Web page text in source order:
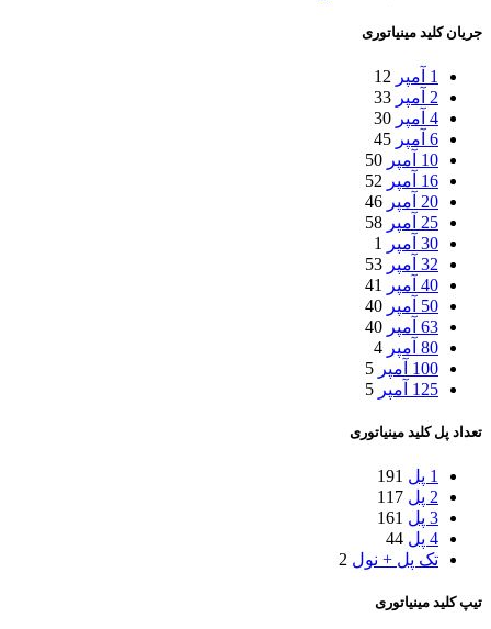
جریان کلید مینیاتوری
1 آمپر
12
2 آمپر
33
4 آمپر
30
6 آمپر
45
10 آمپر
50
16 آمپر
52
20 آمپر
46
25 آمپر
58
30 آمپر
1
32 آمپر
53
40 آمپر
41
50 آمپر
40
63 آمپر
40
80 آمپر
4
100 آمپر
5
125 آمپر
5
تعداد پل کلید مینیاتوری
1 پل
191
2 پل
117
3 پل
161
4 پل
44
تک پل + نول 2
تیپ کلید مینیاتوری